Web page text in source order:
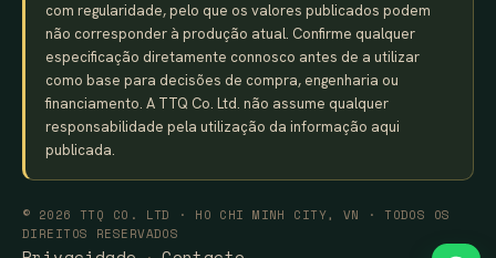
com regularidade, pelo que os valores publicados podem
não corresponder à produção atual. Confirme qualquer
especificação diretamente connosco antes de a utilizar
como base para decisões de compra, engenharia ou
financiamento. A TTQ Co. Ltd. não assume qualquer
responsabilidade pela utilização da informação aqui
publicada.
© 2026 TTQ CO. LTD · HO CHI MINH CITY, VN · TODOS OS
DIREITOS RESERVADOS